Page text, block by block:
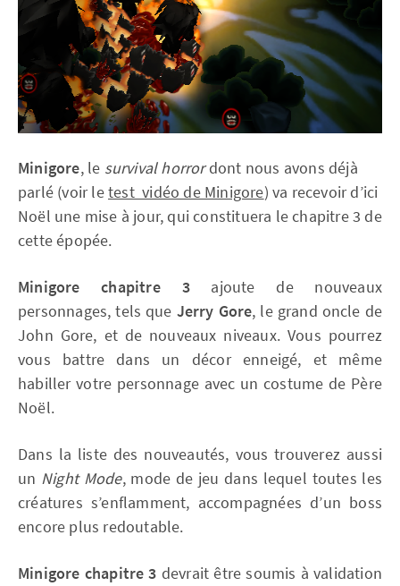
Minigore, le survival horrordont nous avons déjà
parlé (voir letest vidéo de Minigore) va recevoir d’ici
Noël une mise à jour, qui constituera le chapitre 3 de
cette épopée.
Minigore chapitre 3ajoute de nouveaux
personnages, tels que Jerry Gore, le grand oncle de
John Gore, et de nouveaux niveaux. Vous pourrez
vous battre dans un décor enneigé, et même
habiller votre personnage avec un costume de Père
Noël.
Dans la liste des nouveautés, vous trouverez aussi
un Night Mode, mode de jeu dans lequel toutes les
créatures s’enflamment, accompagnées d’un boss
encore plus redoutable.
Minigore chapitre 3 devrait être soumis à validation